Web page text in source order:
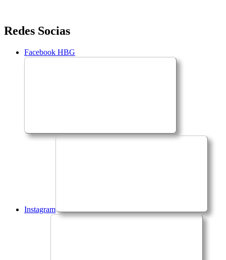
Saltar
para
conteúdo
Redes Socias
Facebook HBG
Instagram